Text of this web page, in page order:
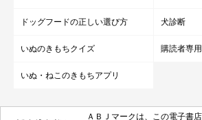
ドッグフードの正しい選び方 犬診断
いぬのきもちクイズ 購読者専
いぬ・ねこのきもちアプリ
ＡＢＪマークは、この電子書